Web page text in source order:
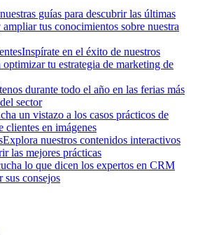
guías para descubrir las últimas
ampliar tus conocimientos sobre nuestra
Inspírate en el éxito de nuestros
optimizar tu estrategia de marketing de
durante todo el año en las ferias más
sector
un vistazo a los casos prácticos de
clientes en imágenes
Explora nuestros contenidos interactivos
las mejores prácticas
lo que dicen los expertos en CRM
sus consejos